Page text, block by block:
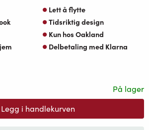
Lett å flytte
Tidsriktig design
Kun hos Oakland
Delbetaling med Klarna
På lager
Legg i handlekurven